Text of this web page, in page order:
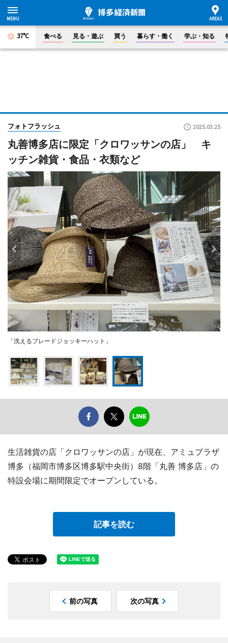
37°C 食べる 見る・遊ぶ 買う 暮らす・働く 学ぶ・知る
フォトフラッシュ 2025.03.25
丸善博多店に限定「クロワッサンの店」 キ
ッチン雑貨・食品・衣類など
「洗えるブレードジョッキーハット」
生活雑貨の店「クロワッサンの店」が現在、アミュプラザ
博多（福岡市博多区博多駅中央街）8階「丸善 博多店」の
特設会場に期間限定でオープンしている。
記事を読む
前の写真 次の写真